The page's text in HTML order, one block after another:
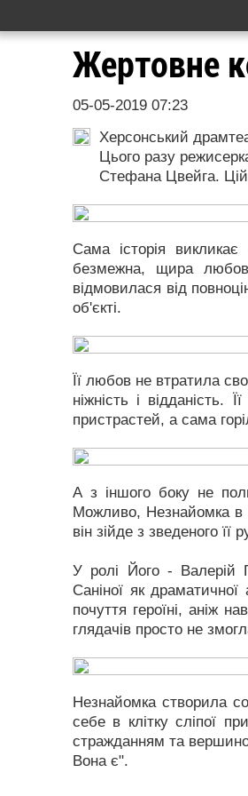
Жертовне
05-05-2019 07:23
Херсонський
Цього разу
Стефана Цвейга. Цій
Сама історія
безмежна, щира
відмовилася від
об'єкті.
Її любов не втратила
ніжність і відданість.
пристрастей, а сама
А з іншого боку не
Можливо, Незнайомка в
він зійде з зведеного
У ролі Його - Валерій
Саніної як
почуття героїні, аніж
глядачів просто не
Незнайомка створила
себе в клітку сліпої
стражданням та
Вона є".